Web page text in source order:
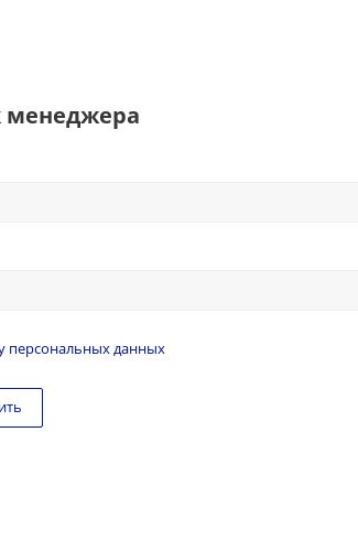
менеджера
персональных данных